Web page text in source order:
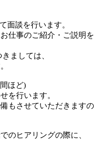
面談を行います。
仕事のご紹介・ご説明を
ましては、
ほど)
を行います。
もさせていただきますの
のヒアリングの際に、